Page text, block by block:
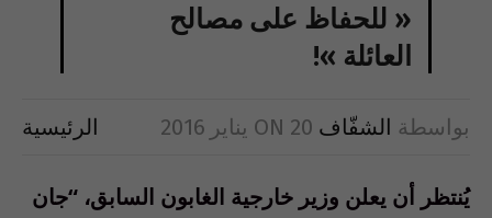
« للحفاظ على مصالح
العائلة »!
بواسطة الشفّاف ON 20 يناير 2016 الرئيسية
يُنتظر أن يعلن وزير خارجية الغابون السابق، “جان